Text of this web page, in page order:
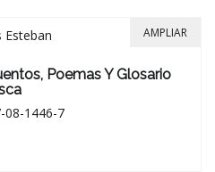
Esteban
Poemas Y Glosario
08-1446-7
AMPLIAR